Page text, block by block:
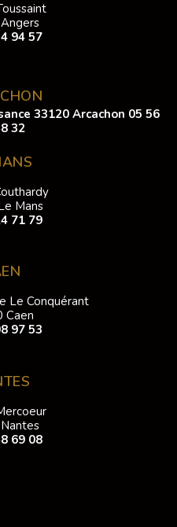
94 57
33120 Arcachon 05 56
32
Mans
71 79
Le Conquérant
Caen
97 53
69 08